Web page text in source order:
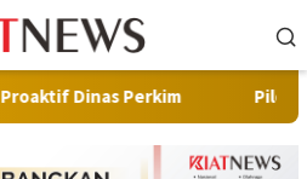
Pilot Project,